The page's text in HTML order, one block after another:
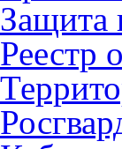
Защита
Реестр